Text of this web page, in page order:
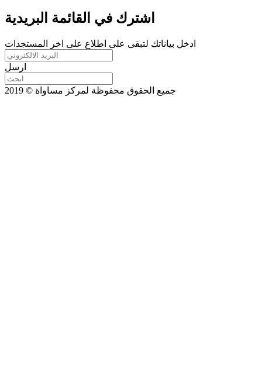
اشترك في القائمة البريدية
ادخل بياناتك لتبقى على اطلاع على اخر المستجدات
ارسل
جميع الحقوق محفوظة لمركز مساواة © 2019